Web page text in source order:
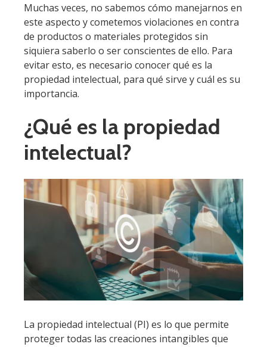
Muchas veces, no sabemos cómo manejarnos en
este aspecto y cometemos violaciones en contra
de productos o materiales protegidos sin
siquiera saberlo o ser conscientes de ello. Para
evitar esto, es necesario conocer qué es la
propiedad intelectual, para qué sirve y cuál es su
importancia.
¿Qué es la propiedad
intelectual?
La propiedad intelectual (PI) es lo que permite
proteger todas las creaciones intangibles que